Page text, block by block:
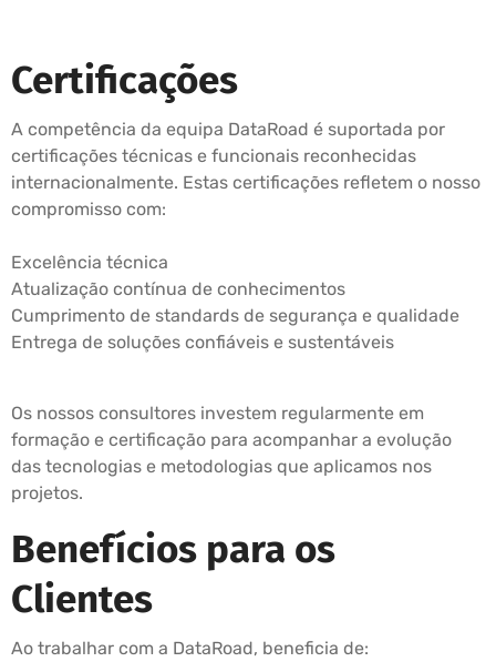
Certificações
A competência da equipa DataRoad é suportada por
certificações técnicas e funcionais reconhecidas
internacionalmente. Estas certificações refletem o nosso
compromisso com:
Excelência técnica
Atualização contínua de conhecimentos
Cumprimento de standards de segurança e qualidade
Entrega de soluções confiáveis e sustentáveis
Os nossos consultores investem regularmente em
formação e certificação para acompanhar a evolução
das tecnologias e metodologias que aplicamos nos
projetos.
Benefícios para os
Clientes
Ao trabalhar com a DataRoad, beneficia de: